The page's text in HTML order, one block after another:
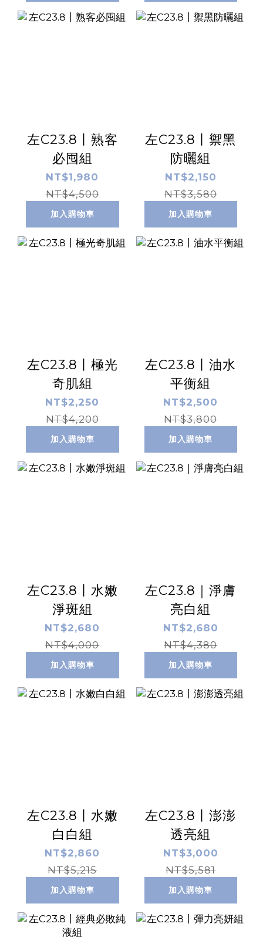
左C23.8丨熟客
必囤組
NT$1,980
NT$4,500
加入購物車
左C23.8丨禦黑
防曬組
NT$2,150
NT$3,580
加入購物車
左C23.8丨極光
奇肌組
NT$2,250
NT$4,200
加入購物車
左C23.8丨油水
平衡組
NT$2,500
NT$3,800
加入購物車
左C23.8丨水嫩
淨斑組
NT$2,680
NT$4,000
加入購物車
左C23.8｜淨膚
亮白組
NT$2,680
NT$4,380
加入購物車
左C23.8丨水嫩
白白組
NT$2,860
NT$5,215
加入購物車
左C23.8丨澎澎
透亮組
NT$3,000
NT$5,581
加入購物車